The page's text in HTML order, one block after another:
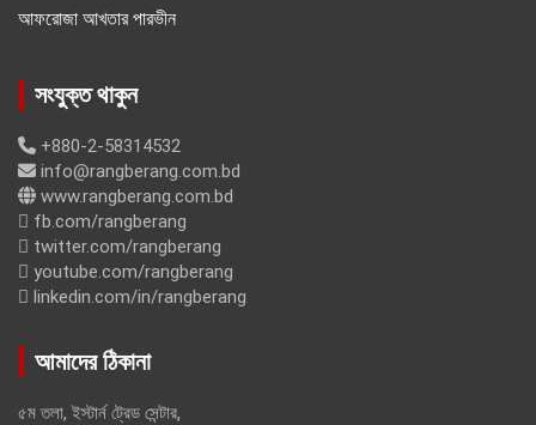
আফরোজা আখতার পারভীন
সংযুক্ত থাকুন
+880-2-58314532
info@rangberang.com.bd
www.rangberang.com.bd
fb.com/rangberang
twitter.com/rangberang
youtube.com/rangberang
linkedin.com/in/rangberang
আমাদের ঠিকানা
৫ম তলা, ইস্টার্ন ট্রেড সেন্টার,